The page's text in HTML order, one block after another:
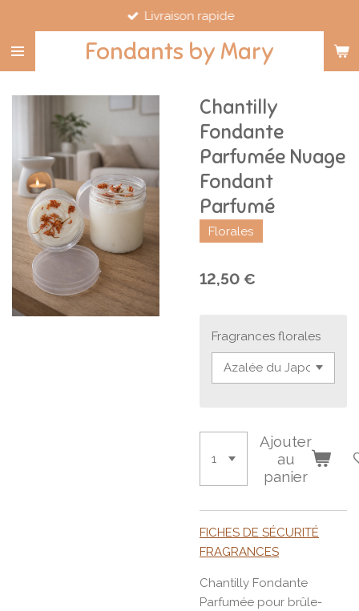
contenu
principal
Fondants by Mary
Livraison rapide
Chantilly
Fondante
Parfumée Nuage
Fondant
Parfumé
Florales
12,50 €
Fragrances florales
Ajouter
au
panier
FICHES DE SÉCURITÉ
FRAGRANCES
Chantilly Fondante
Parfumée pour brûle-